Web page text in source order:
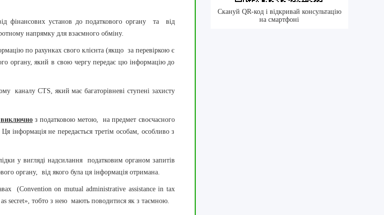
фінансових установ до податкового органу та від
напрямку для взаємного обміну.
по рахунках свого клієнта (якщо за перевіркою є
органу, який в свою чергу передає цю інформацію до
каналу CTS, який має багаторівневі ступені захисту
виключноз податковою метою, на предмет своєчасного
інформація не передається третім особам, особливо з
у вигляді надсилання податковим органом запитів
органу, від якого була ця інформація отримана.
(Convention on mutual administrative assistance in tax
secret», тобто з нею мають поводитися як з таємною.
Скануй QR-код і відкривай консультацію
на смартфоні